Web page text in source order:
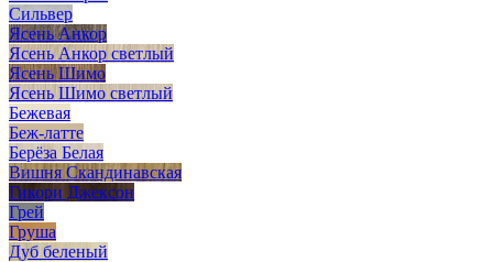
Сильвер
Ясень Анкор
Ясень Анкор светлый
Ясень Шимо
Ясень Шимо светлый
Бежевая
Беж-латте
Берёза Белая
Вишня Скандинавская
Гикори Джексон
Грей
Груша
Дуб беленый